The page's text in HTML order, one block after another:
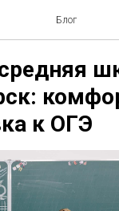
Блог
к ОГЭ